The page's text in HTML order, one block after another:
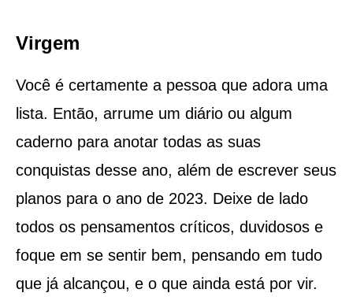
Virgem
Você é certamente a pessoa que adora uma
lista. Então, arrume um diário ou algum
caderno para anotar todas as suas
conquistas desse ano, além de escrever seus
planos para o ano de 2023. Deixe de lado
todos os pensamentos críticos, duvidosos e
foque em se sentir bem, pensando em tudo
que já alcançou, e o que ainda está por vir.